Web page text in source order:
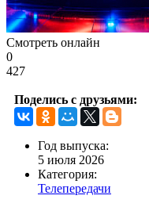
Смотреть онлайн
0
427
Поделись с друзьями:
Год выпуска:
5 июля 2026
Категория:
Телепередачи